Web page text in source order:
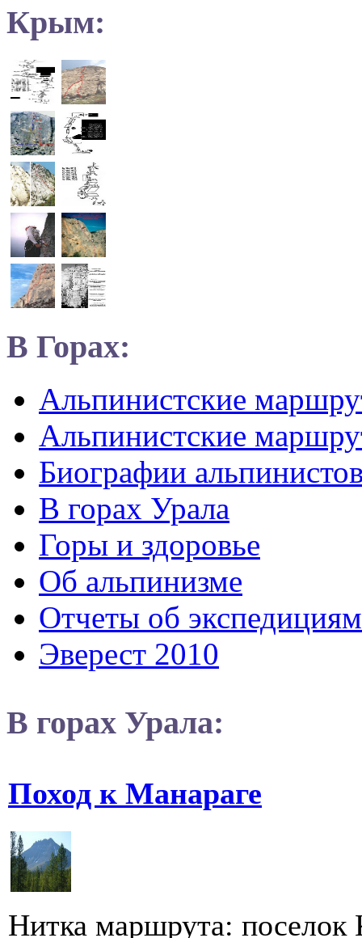
Крым:
В Горах:
Альпинистские
Альпинистские
Биографии
В горах Урала
Горы и здоровье
Об альпинизме
Отчеты об экспедициям
Эверест 2010
В горах Урала:
Поход к Манараге
Нитка маршрута: